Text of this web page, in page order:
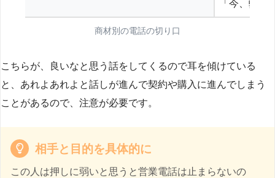
「今、弊
商材別の電話の切り口
こちらが、良いなと思う話をしてくるので耳を傾けている
と、あれよあれよと話しが進んで契約や購入に進んでしまう
ことがあるので、注意が必要です。
相手と目的を具体的に
この人は押しに弱いと思うと営業電話は止まらないの